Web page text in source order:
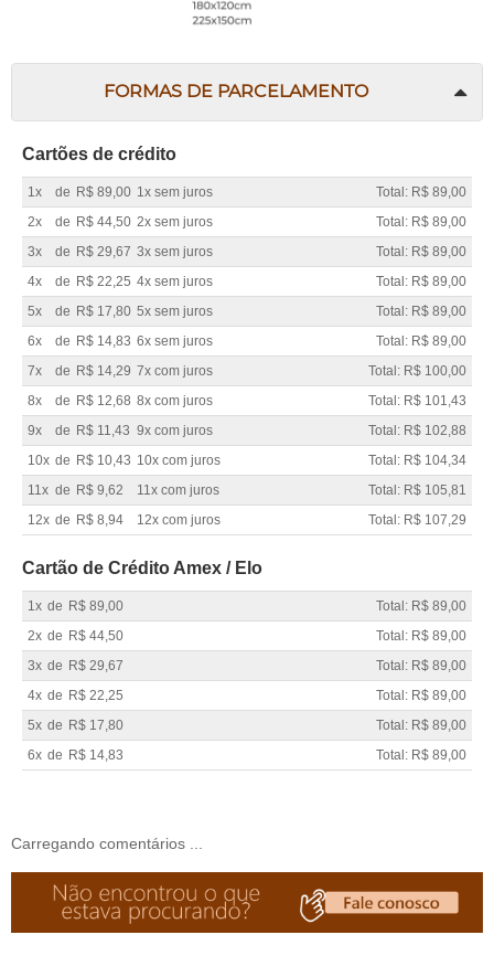
FORMAS DE PARCELAMENTO
Cartões de crédito
1x de R$ 89,00 1x sem juros
Total: R$ 89,00
2x
de R$ 44,50 2x sem juros
Total: R$ 89,00
3x
de R$ 29,67 3x sem juros
Total: R$ 89,00
4x
de R$ 22,25 4x sem juros
Total: R$ 89,00
5x
de R$ 17,80 5x sem juros
Total: R$ 89,00
6x
de R$ 14,83 6x sem juros
Total: R$ 89,00
7x
de R$ 14,29 7x com juros
Total: R$ 100,00
8x
de R$ 12,68 8x com juros
Total: R$ 101,43
9x
de R$ 11,43 9x com juros
Total: R$ 102,88
10x de R$ 10,43 10x com juros
Total: R$ 104,34
11x de R$ 9,62 11x com juros
Total: R$ 105,81
12x de R$ 8,94 12x com juros Total: R$ 107,29
Cartão de Crédito Amex / Elo
1x de R$ 89,00
Total: R$ 89,00
2x de R$ 44,50
Total: R$ 89,00
3x de R$ 29,67
Total: R$ 89,00
4x de R$ 22,25
Total: R$ 89,00
5x de R$ 17,80
Total: R$ 89,00
6x de R$ 14,83 Total: R$ 89,00
Carregando comentários ...